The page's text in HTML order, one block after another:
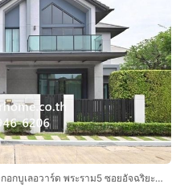
บ้านเดี่ยว 2 ชั้น 91.2 ตร.ว. หมู่บ้านบางกอกบูเลอวาร์ด พระราม5 ซอยอัจฉริยะประสิทธิ์1 ถนนราชพฤกษ์ ถนนนครอินทร์ บางกรวย นนทบุรี